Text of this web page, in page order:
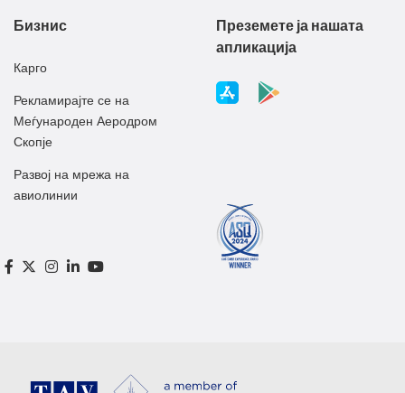
Бизнис
Карго
Рекламирајте се на
Меѓународен Аеродром
Скопје
Развој на мрежа на
авиолинии
Преземете ја нашата
апликација